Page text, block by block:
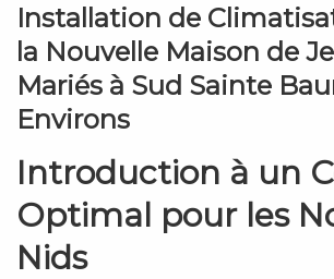
Installation de
la Nouvelle Maison de
Mariés à Sud Sainte
Environs
Introduction à un
Optimal pour les
Nids